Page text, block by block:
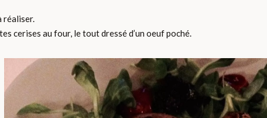
réaliser.
cerises au four, le tout dressé d’un oeuf poché.